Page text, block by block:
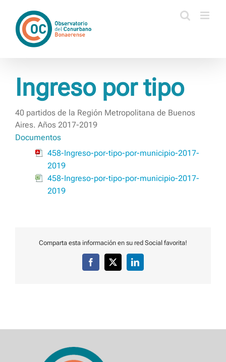
contenido
Ingreso por tipo
40 partidos de la Región Metropolitana de Buenos
Aires. Años 2017-2019
Documentos
458-Ingreso-por-tipo-por-municipio-2017-
2019
458-Ingreso-por-tipo-por-municipio-2017-
2019
Comparta esta información en su red Social favorita!
Facebook
X LinkedIn